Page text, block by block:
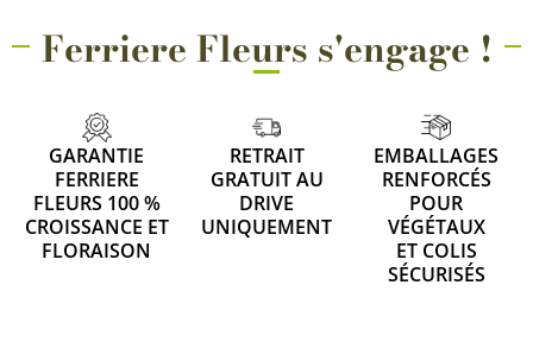
Ferriere Fleurs s'engage !
GARANTIE
FERRIERE
FLEURS 100 %
CROISSANCE ET
FLORAISON
RETRAIT
GRATUIT AU
DRIVE
UNIQUEMENT
EMBALLAGES
RENFORCÉS
POUR
VÉGÉTAUX
ET COLIS
SÉCURISÉS